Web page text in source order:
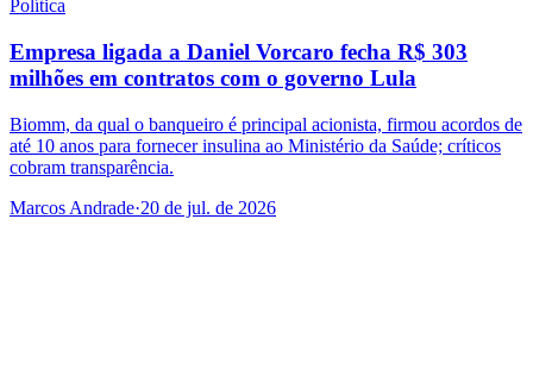
Política
Empresa ligada a Daniel Vorcaro fecha R$ 303
milhões em contratos com o governo Lula
Biomm, da qual o banqueiro é principal acionista, firmou acordos de
até 10 anos para fornecer insulina ao Ministério da Saúde; críticos
cobram transparência.
Marcos Andrade·20 de jul. de 2026